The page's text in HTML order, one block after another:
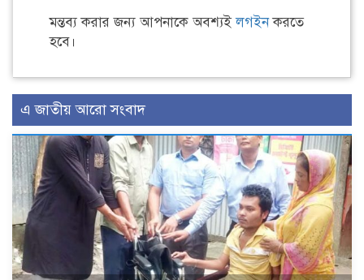
মন্তব্য করার জন্য আপনাকে অবশ্যইলগইনকরতে
হবে।
এ জাতীয় আরো সংবাদ